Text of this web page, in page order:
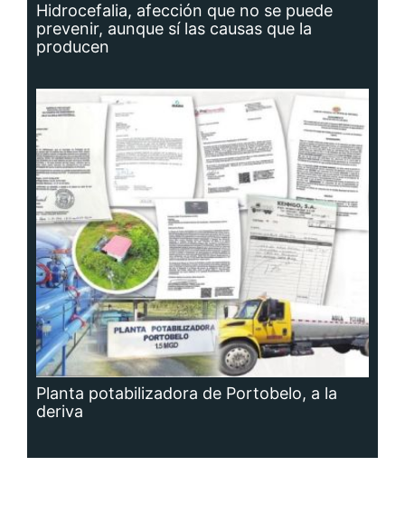
Hidrocefalia, afección que no se puede
prevenir, aunque sí las causas que la
producen
Planta potabilizadora de Portobelo, a la
deriva